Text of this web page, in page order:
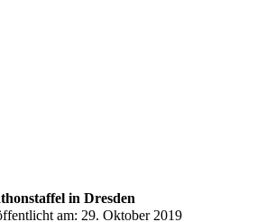
in Dresden
am: 29. Oktober 2019